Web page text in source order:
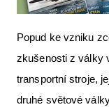
Popud ke vzniku
zkušenosti z války
transportní stroje,
druhé světové